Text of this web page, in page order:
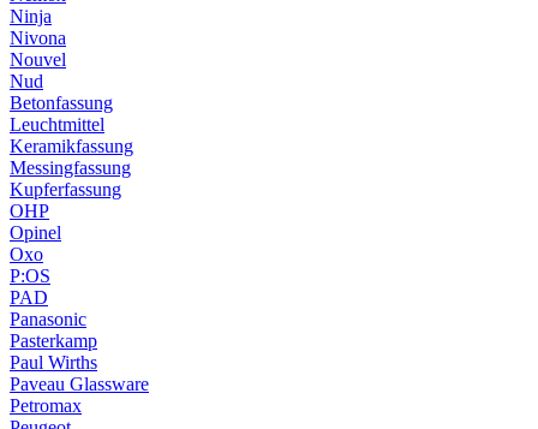
Ninja
Nivona
Nouvel
Nud
Betonfassung
Leuchtmittel
Keramikfassung
Messingfassung
Kupferfassung
OHP
Opinel
Oxo
P:OS
PAD
Panasonic
Pasterkamp
Paul Wirths
Paveau Glassware
Petromax